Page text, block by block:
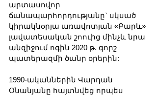
արտասովոր
ճանապարհորդությանը` սկսած
կիրակնօրյա առավոտյան «Բարև»
լավատեսական շոուից մինչև նրա
անզիջում ոգին 2020 թ. գորշ
պատերազմի ծանր օրերին:
1990-ականներին Վարդան
Օնանյանը հայտնվեց որպես